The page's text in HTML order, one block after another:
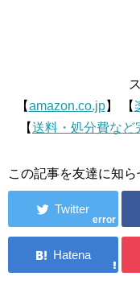
【amazon.co.jp】 【
【送料・処分費など
この記事を友達に知
error